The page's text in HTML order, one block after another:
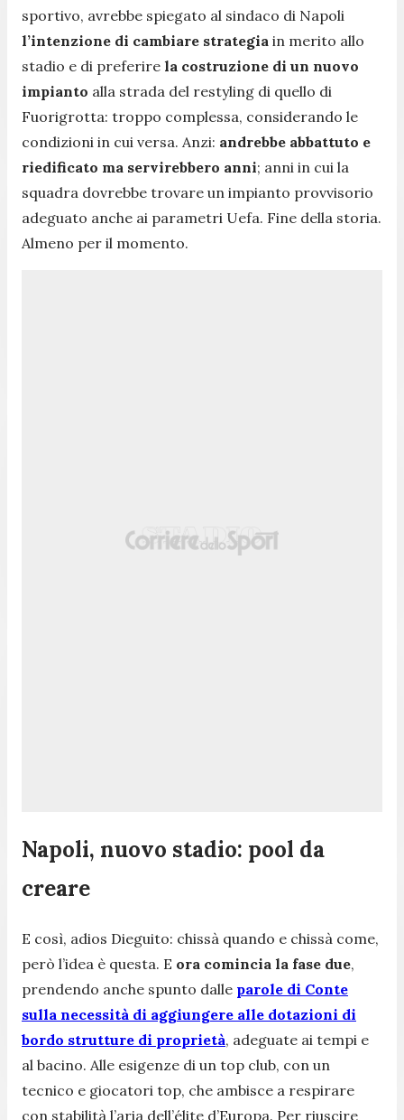
sportivo, avrebbe spiegato al sindaco di Napoli
l’intenzione di cambiare strategia in merito allo
stadio e di preferire la costruzione di un nuovo
impianto alla strada del restyling di quello di
Fuorigrotta: troppo complessa, considerando le
condizioni in cui versa. Anzi: andrebbe abbattuto e
riedificato ma servirebbero anni; anni in cui la
squadra dovrebbe trovare un impianto provvisorio
adeguato anche ai parametri Uefa. Fine della storia.
Almeno per il momento.
Napoli, nuovo stadio: pool da
creare
E così, adios Dieguito: chissà quando e chissà come,
però l’idea è questa. E ora comincia la fase due,
prendendo anche spunto dalle parole di Conte
sulla necessità di aggiungere alle dotazioni di
bordo strutture di proprietà, adeguate ai tempi e
al bacino. Alle esigenze di un top club, con un
tecnico e giocatori top, che ambisce a respirare
con stabilità l’aria dell’élite d’Europa. Per riuscire